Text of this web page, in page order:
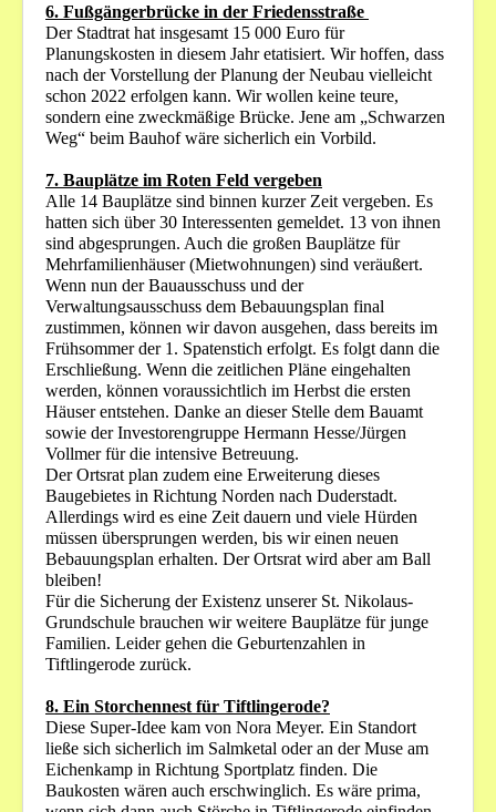
6. Fußgängerbrücke in der Friedensstraße
Der Stadtrat hat insgesamt 15 000 Euro für
Planungskosten in diesem Jahr etatisiert. Wir hoffen, dass
nach der Vorstellung der Planung der Neubau vielleicht
schon 2022 erfolgen kann. Wir wollen keine teure,
sondern eine zweckmäßige Brücke. Jene am „Schwarzen
Weg“ beim Bauhof wäre sicherlich ein Vorbild.
7. Bauplätze im Roten Feld vergeben
Alle 14 Bauplätze sind binnen kurzer Zeit vergeben. Es
hatten sich über 30 Interessenten gemeldet. 13 von ihnen
sind abgesprungen. Auch die großen Bauplätze für
Mehrfamilienhäuser (Mietwohnungen) sind veräußert.
Wenn nun der Bauausschuss und der
Verwaltungsausschuss dem Bebauungsplan final
zustimmen, können wir davon ausgehen, dass bereits im
Frühsommer der 1. Spatenstich erfolgt. Es folgt dann die
Erschließung. Wenn die zeitlichen Pläne eingehalten
werden, können voraussichtlich im Herbst die ersten
Häuser entstehen. Danke an dieser Stelle dem Bauamt
sowie der Investorengruppe Hermann Hesse/Jürgen
Vollmer für die intensive Betreuung.
Der Ortsrat plan zudem eine Erweiterung dieses
Baugebietes in Richtung Norden nach Duderstadt.
Allerdings wird es eine Zeit dauern und viele Hürden
müssen übersprungen werden, bis wir einen neuen
Bebauungsplan erhalten. Der Ortsrat wird aber am Ball
bleiben!
Für die Sicherung der Existenz unserer St. Nikolaus-
Grundschule brauchen wir weitere Bauplätze für junge
Familien. Leider gehen die Geburtenzahlen in
Tiftlingerode zurück.
8. Ein Storchennest für Tiftlingerode?
Diese Super-Idee kam von Nora Meyer. Ein Standort
ließe sich sicherlich im Salmketal oder an der Muse am
Eichenkamp in Richtung Sportplatz finden. Die
Baukosten wären auch erschwinglich. Es wäre prima,